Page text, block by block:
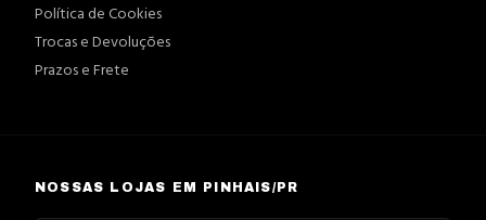
Política de Cookies
Trocas e Devoluções
Prazos e Frete
NOSSAS LOJAS EM PINHAIS/PR